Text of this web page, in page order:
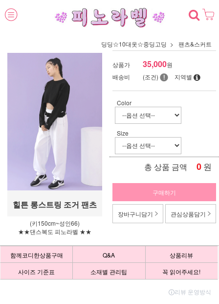
딩딩☆10대옷☆중딩고딩 팬츠&스커트
힐튼 롱스트링 조거 팬츠
(키150cm~성인66)
★★댄스복도 피노라벨 ★★
상품가 35,000원
배송비
(조건) 지역별
Color
Size
총 상품 금액 0 원
구매하기
장바구니담기 관심상품담기
함께코디한상품구매 Q&A
상품리뷰
사이즈 기준표
소재별 관리팁 꼭 읽어주세요!